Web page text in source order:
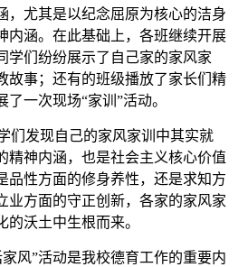
，尤其是以纪念屈原为核心的洁身
内涵。在此基础上，各班继续开展
学们纷纷展示了自己家的家风家
故事；还有的班级播放了家长们精
一次现场“家训”活动。
们发现自己的家风家训中其实就
精神内涵，也是社会主义核心价值
品性方面的修身养性，还是求知方
业方面的守正创新，各家的家风家
沃土中生根而来。
风”活动是我校德育工作的重要内